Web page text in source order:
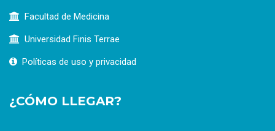
Facultad de Medicina
Universidad Finis Terrae
Políticas de uso y privacidad
¿CÓMO LLEGAR?